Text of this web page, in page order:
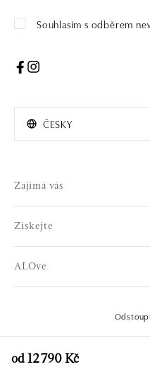
od 12 790 Kč
Souhlasím s odběrem
ČESKY
Zajímá vás
Získejte
ALOve
© 2026 OLA online